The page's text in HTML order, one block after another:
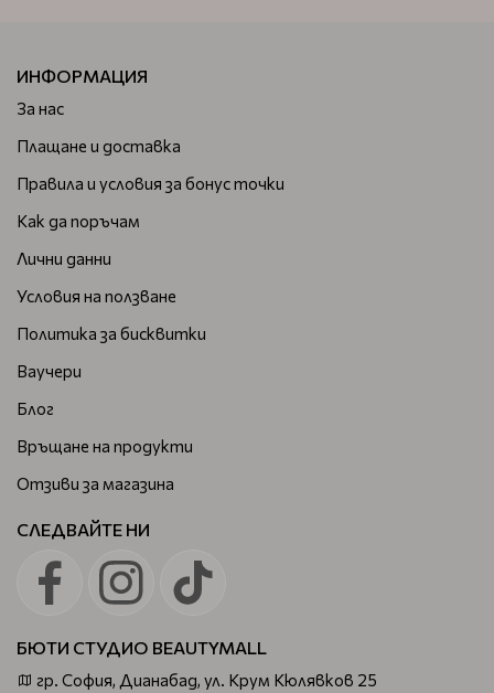
ИНФОРМАЦИЯ
За нас
Плащане и доставка
Правила и условия за бонус точки
Как да поръчам
Лични данни
Условия на ползване
Политика за бисквитки
Ваучери
Блог
Връщане на продукти
Отзиви за магазина
СЛЕДВАЙТЕ НИ
БЮТИ СТУДИО BEAUTYMALL
гр. София, Дианабад, ул. Крум Кюлявков 25